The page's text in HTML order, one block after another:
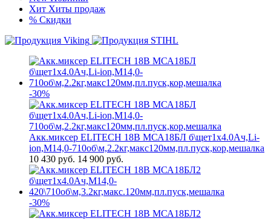
Хит Хиты продаж
% Скидки
-30%
Акк.миксер ELITECH 18В МСА18БЛ б\щет1х4.0Ач,Li-
ion,М14,0-710об\м,2.2кг,макс120мм,пл.пуск,кор,мешалка
10 430 руб. 14 900 руб.
-30%